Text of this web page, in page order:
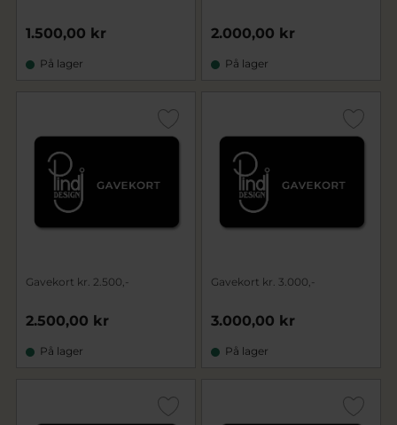
1.500,00 kr
På lager
2.000,00 kr
På lager
Gavekort kr. 2.500,-
2.500,00 kr
På lager
Gavekort kr. 3.000,-
3.000,00 kr
På lager